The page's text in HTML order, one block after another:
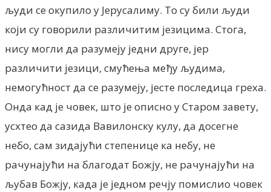
људи се окупило у Јерусалиму. То су били људи
који су говорили различитим језицима. Стога,
нису могли да разумеју једни друге, јер
различити језици, смућења међу људима,
немогућност да се разумеју, јесте последица греха.
Онда кад је човек, што је описно у Старом завету,
усхтео да сазида Вавилонску кулу, да досегне
небо, сам зидајући степенице ка небу, не
рачунајући на благодат Божју, не рачунајући на
љубав Божју, када је једном речју помислио човек